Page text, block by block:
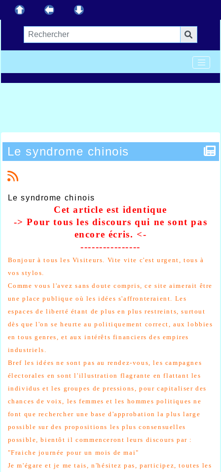
Le syndrome chinois
Le syndrome chinois
Cet article est identique
-> Pour tous les discours qui ne sont pas
encore écris. <-
----------------
Bonjour à tous les Visiteurs. Vite vite c'est urgent, tous à
vos stylos.
Comme vous l'avez sans doute compris, ce site aimerait être
une place publique où les idées s'affronteraient. Les
espaces de liberté étant de plus en plus restreints, surtout
dès que l'on se heurte au politiquement correct, aux lobbies
en tous genres, et aux intérêts financiers des empires
industriels.
Bref les idées ne sont pas au rendez-vous, les campagnes
électorales en sont l'illustration flagrante en flattant les
individus et les groupes de pressions, pour capitaliser des
chances de voix, les femmes et les hommes politiques ne
font que rechercher une base d'approbation la plus large
possible sur des propositions les plus consensuelles
possible, bientôt il commenceront leurs discours par :
"Fraiche journée pour un mois de mai"
Je m'égare et je me tais, n'hésitez pas, participez, toutes les